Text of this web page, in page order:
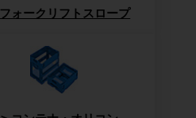
フォークリフトスロープ